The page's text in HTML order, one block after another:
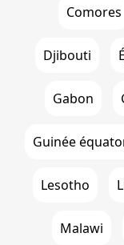
Comores
Djibouti
Gabon
Guinée
Lesotho
Malawi